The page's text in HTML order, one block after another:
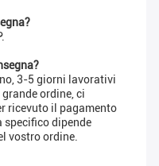
3-5 giorni lavorativi
ordine, ci
ricevuto il pagamento
dipende
vostro ordine.